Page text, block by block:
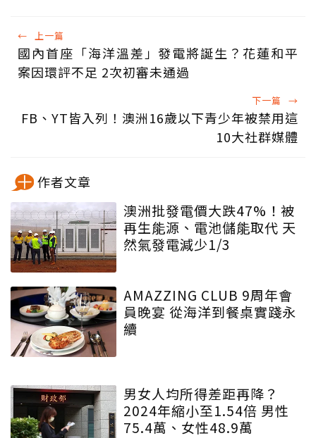
← 上一篇
國內首座「海洋溫差」發電將誕生？花蓮和平
案因環評不足 2次初審未通過
下一篇 →
FB、YT皆入列！澳洲16歲以下青少年被禁用這
10大社群媒體
作者文章
澳洲批發電價大跌47%！被
再生能源、電池儲能取代 天
然氣發電減少1/3
AMAZZING CLUB 9周年會
員晚宴 從海洋到餐桌實踐永
續
男女人均所得差距再降？
2024年縮小至1.54倍 男性
75.4萬、女性48.9萬